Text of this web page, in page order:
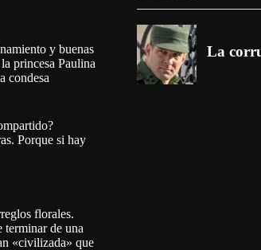
y buenas
princesa Paulina
condesa
Porque si hay
florales.
terminar de una
«civilizada» que